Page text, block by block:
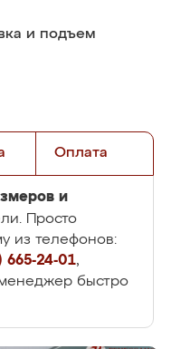
и подъем
Оплата
и
Просто
из телефонов:
665-24-01,
быстро